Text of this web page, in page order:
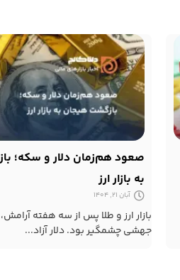
صعود هم‌زمان دلار و سکه؛
به بازار ارز
آبان 21, 1404
بازار ارز و طلا پس از سه هفته
جهشی چشمگیر بود. دلار آزاد...